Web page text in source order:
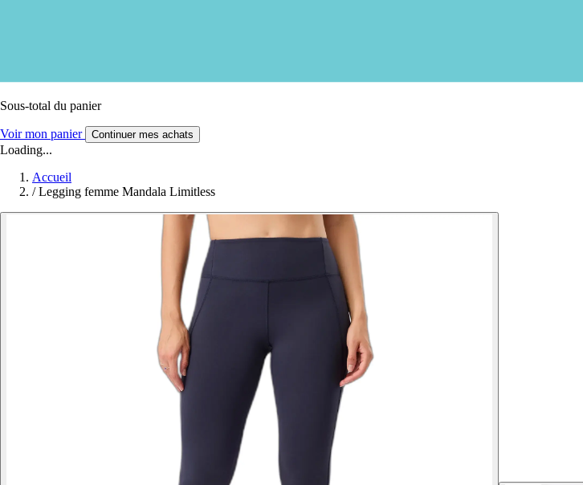
Sous-total du panier
Voir mon panier Continuer mes achats
Loading...
Accueil
/ Legging femme Mandala Limitless